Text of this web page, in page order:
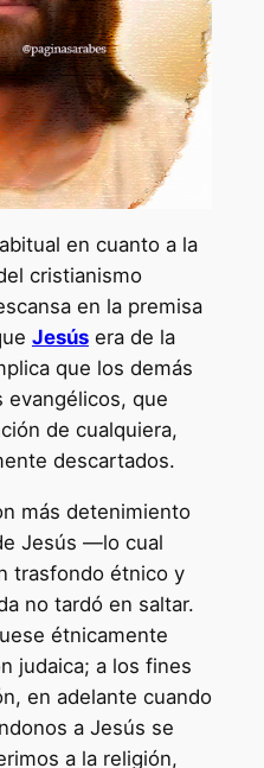
en cuanto a la
cristianismo
en la premisa
Jesúsera de la
que los demás
evangélicos, que
de cualquiera,
descartados.
más detenimiento
Jesús —lo cual
trasfondo étnico y
no tardó en saltar.
étnicamente
judaica; a los fines
en adelante cuando
a Jesús se
a la religión,